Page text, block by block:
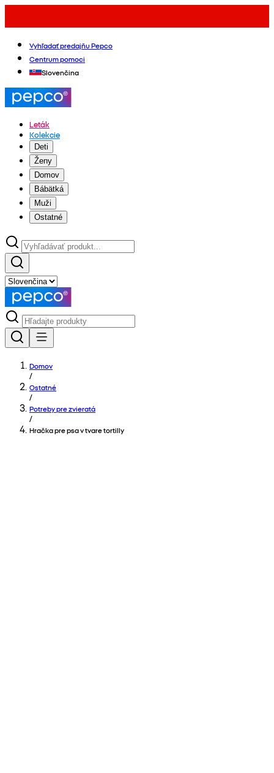
Vyhľadať predajňu Pepco
Centrum pomoci
Slovenčina
Leták
Kolekcie
Deti
Ženy
Domov
Bábätká
Muži
Ostatné
Domov
/
Ostatné
/
Potreby pre zvieratá
/
Hračka pre psa v tvare tortilly